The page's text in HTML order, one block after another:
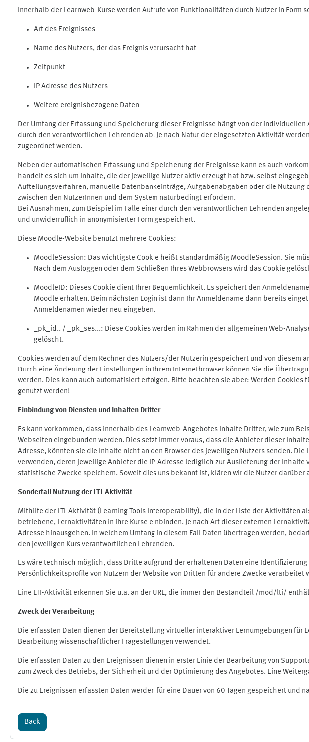
Innerhalb der Learnweb-Kurse werden Aufrufe von Funktionalitäten durch Nutzer in
Art des Ereignisses
Name des Nutzers, der das Ereignis verursacht hat
Zeitpunkt
IP Adresse des Nutzers
Weitere ereignisbezogene Daten
Der Umfang der Erfassung und Speicherung dieser Ereignisse hängt von der
durch den verantwortlichen Lehrenden ab. Je nach Natur der eingesetzten Aktivität
zugeordnet werden.
Neben der automatischen Erfassung und Speicherung der Ereignisse kann es auch
handelt es sich um Inhalte, die der jeweilige Nutzer aktiv erzeugt hat bzw. selbst
Aufteilungsverfahren, manuelle Datenbankeinträge, Aufgabenabgaben oder die
zwischen den NutzerInnen und dem System naturbedingt erfordern.
Bei Ausnahmen, zum Beispiel im Falle einer durch den verantwortlichen Lehrenden
und unwiderruflich in anonymisierter Form gespeichert.
Diese Moodle-Website benutzt mehrere Cookies:
MoodleSession: Das wichtigste Cookie heißt standardmäßig MoodleSession. Sie
Nach dem Ausloggen oder dem Schließen Ihres Webbrowsers wird das Cookie
MoodleID: Dieses Cookie dient Ihrer Bequemlichkeit. Es speichert den
Moodle erhalten. Beim nächsten Login ist dann Ihr Anmeldename dann bereits
Anmeldenamen wieder neu eingeben.
_pk_id.. / _pk_ses...: Diese Cookies werden im Rahmen der allgemeinen Web-
gelöscht.
Cookies werden auf dem Rechner des Nutzers/der Nutzerin gespeichert und von
Durch eine Änderung der Einstellungen in Ihrem Internetbrowser können Sie die
werden. Dies kann auch automatisiert erfolgen. Bitte beachten sie aber: Werden
genutzt werden!
Einbindung von Diensten und Inhalten Dritter
Es kann vorkommen, dass innerhalb des Learnweb-Angebotes Inhalte Dritter, wie zum
Webseiten eingebunden werden. Dies setzt immer voraus, dass die Anbieter dieser
Adresse, könnten sie die Inhalte nicht an den Browser des jeweiligen Nutzers senden.
verwenden, deren jeweilige Anbieter die IP-Adresse lediglich zur Auslieferung der
statistische Zwecke speichern. Soweit dies uns bekannt ist, klären wir die Nutzer darüber
Sonderfall Nutzung der LTI-Aktivität
Mithilfe der LTI-Aktivität (Learning Tools Interoperability), die in der Liste der Aktivitäten
betriebene, Lernaktivitäten in ihre Kurse einbinden. Je nach Art dieser externen
Adresse hinausgehen. In welchem Umfang in diesem Fall Daten übertragen werden,
den jeweiligen Kurs verantwortlichen Lehrenden.
Es wäre technisch möglich, dass Dritte aufgrund der erhaltenen Daten eine
Persönlichkeitsprofile von Nutzern der Website von Dritten für andere Zwecke verarbeitet
Eine LTI-Aktivität erkennen Sie u.a. an der URL, die immer den Bestandteil /mod/lti/
Zweck der Verarbeitung
Die erfassten Daten dienen der Bereitstellung virtueller interaktiver Lernumgebungen für
Bearbeitung wissenschaftlicher Fragestellungen verwendet.
Die erfassten Daten zu den Ereignissen dienen in erster Linie der Bearbeitung von
zum Zweck des Betriebs, der Sicherheit und der Optimierung des Angebotes. Eine
Die zu Ereignissen erfassten Daten werden für eine Dauer von 60 Tagen gespeichert
Back